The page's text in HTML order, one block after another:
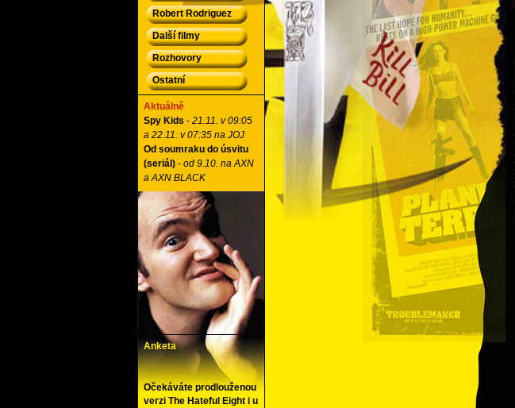
Robert Rodriguez
Další filmy
Rozhovory
Ostatní
Aktuálně
Spy Kids - 21.11. v 09:05
a 22.11. v 07:35 na JOJ
Od soumraku do úsvitu
(seriál)- od 9.10. na AXN
a AXN BLACK
Anketa
Očekáváte prodlouženou
verzi The Hateful Eight i u